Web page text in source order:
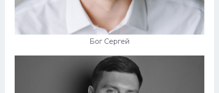
Бог Сергей